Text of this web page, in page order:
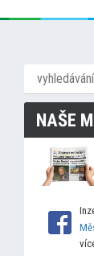
NAŠE